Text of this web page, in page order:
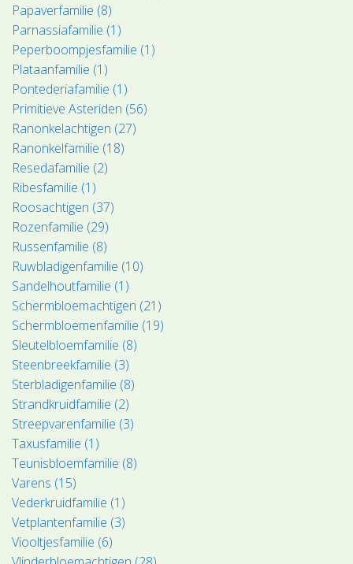
Papaverfamilie (8)
Parnassiafamilie (1)
Peperboompjesfamilie (1)
Plataanfamilie (1)
Pontederiafamilie (1)
Primitieve Asteriden (56)
Ranonkelachtigen (27)
Ranonkelfamilie (18)
Resedafamilie (2)
Ribesfamilie (1)
Roosachtigen (37)
Rozenfamilie (29)
Russenfamilie (8)
Ruwbladigenfamilie (10)
Sandelhoutfamilie (1)
Schermbloemachtigen (21)
Schermbloemenfamilie (19)
Sleutelbloemfamilie (8)
Steenbreekfamilie (3)
Sterbladigenfamilie (8)
Strandkruidfamilie (2)
Streepvarenfamilie (3)
Taxusfamilie (1)
Teunisbloemfamilie (8)
Varens (15)
Vederkruidfamilie (1)
Vetplantenfamilie (3)
Viooltjesfamilie (6)